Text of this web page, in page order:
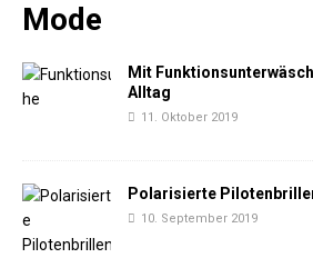
Mode
Mit
Alltag
11. Oktober 2019
Polarisierte
10. September 2019